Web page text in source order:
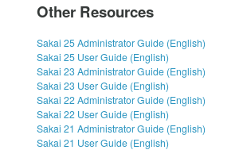
Other Resources
Sakai 25 Administrator Guide (English)
Sakai 25 User Guide (English)
Sakai 23 Administrator Guide (English)
Sakai 23 User Guide (English)
Sakai 22 Administrator Guide (English)
Sakai 22 User Guide (English)
Sakai 21 Administrator Guide (English)
Sakai 21 User Guide (English)